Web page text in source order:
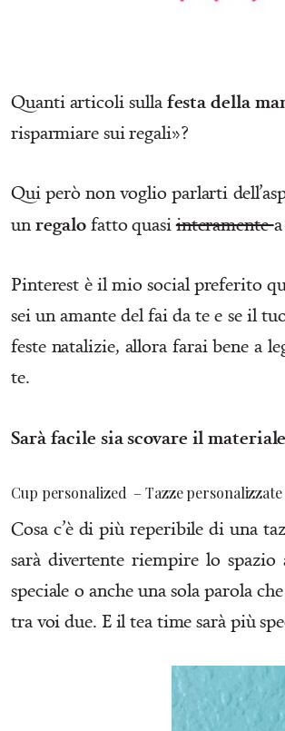
Quanti articoli sullafesta della
risparmiare sui regali»?
Qui però non voglio parlarti
unregalofatto quasiinteramente
Pinterest è il mio social preferito
sei un amante del fai da te e se il
feste natalizie, allora farai bene a
te.
Sarà facile sia scovare il
Cup personalized – Tazze personalizzate
Cosa c’è di più reperibile di una
sarà divertente riempire lo
speciale o anche una sola parola
tra voi due. E il tea time sarà più